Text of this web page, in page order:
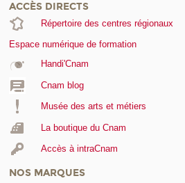
ACCÈS DIRECTS
Répertoire des centres régionaux
Espace numérique de formation
Handi'Cnam
Cnam blog
Musée des arts et métiers
La boutique du Cnam
Accès à intraCnam
NOS MARQUES